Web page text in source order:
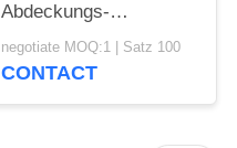
Abdeckungs-
Schutzhaube-heiße
Wannen-Abdeckungs-
negotiate MOQ:1 | Satz 100
CONTACT